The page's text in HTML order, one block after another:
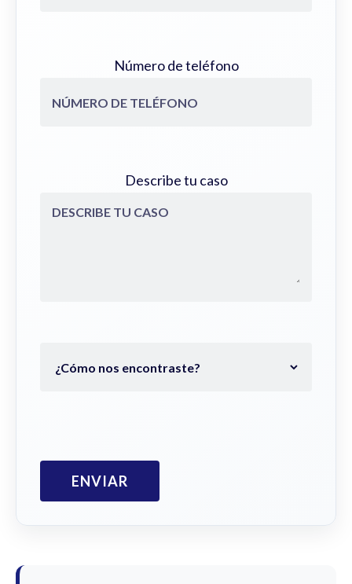
Número de teléfono
Describe tu caso